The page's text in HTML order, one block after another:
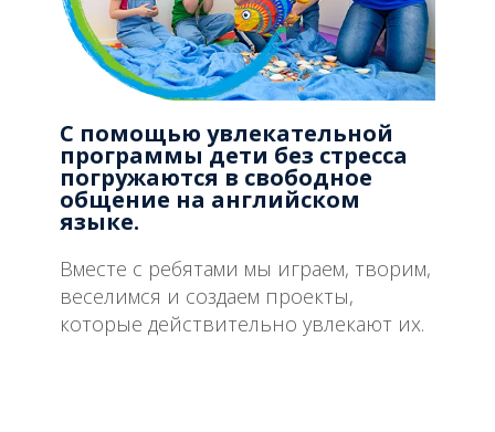
С помощью увлекательной
программы дети без стресса
погружаются в свободное
общение на английском
языке.
Вместе с ребятами мы играем, творим,
веселимся и создаем проекты,
которые действительно увлекают их.